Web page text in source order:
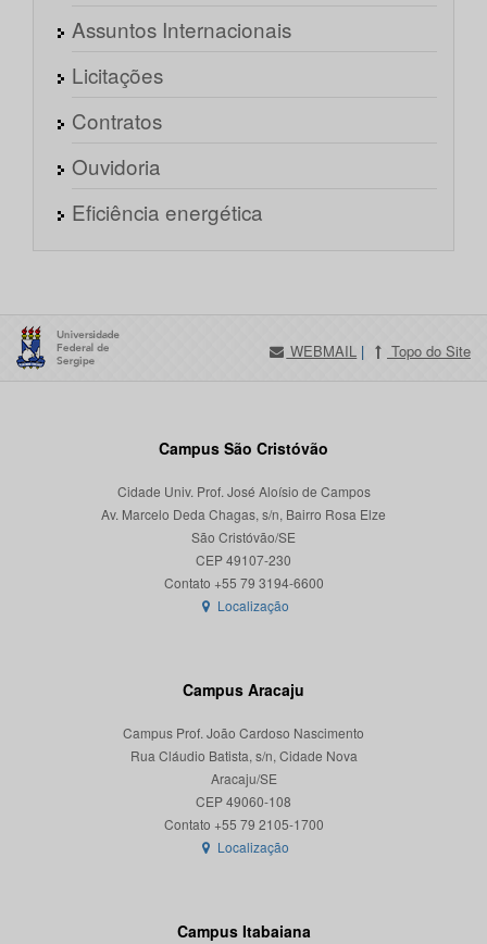
Assuntos Internacionais
Licitações
Contratos
Ouvidoria
Eficiência energética
WEBMAIL | Topo do Site
Campus São Cristóvão
Cidade Univ. Prof. José Aloísio de Campos
Av. Marcelo Deda Chagas, s/n, Bairro Rosa Elze
São Cristóvão/SE
CEP 49107-230
Localização
Campus Aracaju
Campus Prof. João Cardoso Nascimento
Rua Cláudio Batista, s/n, Cidade Nova
Aracaju/SE
CEP 49060-108
Localização
Campus Itabaiana